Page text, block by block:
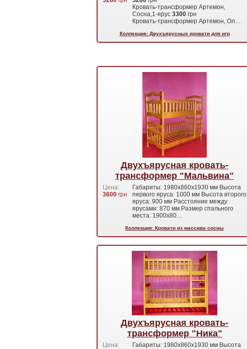
Кровать-трансформер Артемон,
Сосна,1-ярус 3300 грн
Кровать-трансформер Артемон, Ол…
Коллекция: Двухъярусные кровати для игр
Двухъярусная кровать-
трансформер "Мальвина"
Цена:
3600 грн
Габариты: 1980x860x1930 мм Высота
первого яруса: 1000 мм Высота второго
яруса: 900 мм Расстояние между
ярусами: 870 мм Размер спального
места: 1900x80…
Коллекция: Кровати из массива сосны
Двухъярусная кровать-
трансформер "Ника"
Цена:
Габариты: 1980x860x1930 мм Высота